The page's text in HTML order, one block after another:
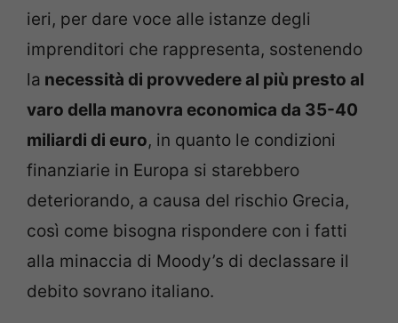
ieri, per dare voce alle istanze degli
imprenditori che rappresenta, sostenendo
la necessità di provvedere al più presto al
varo della manovra economica da 35-40
miliardi di euro, in quanto le condizioni
finanziarie in Europa si starebbero
deteriorando, a causa del rischio Grecia,
così come bisogna rispondere con i fatti
alla minaccia di Moody’s di declassare il
debito sovrano italiano.